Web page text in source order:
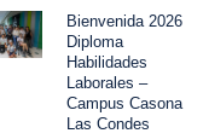
Bienvenida 2026
Diploma
Habilidades
Laborales –
Campus Casona
Las Condes